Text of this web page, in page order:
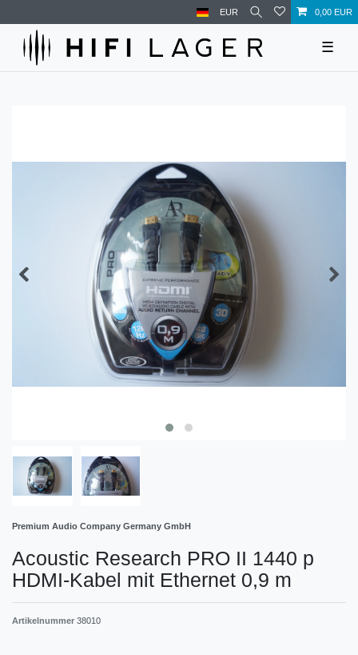
EUR 0,00 EUR
☰
Premium Audio Company Germany GmbH
Acoustic Research PRO II 1440 p
HDMI-Kabel mit Ethernet 0,9 m
Artikelnummer 38010